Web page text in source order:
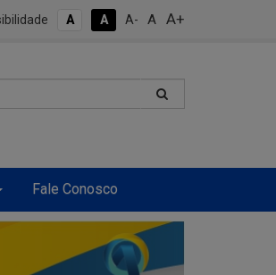
A A A- A A+
Fale Conosco